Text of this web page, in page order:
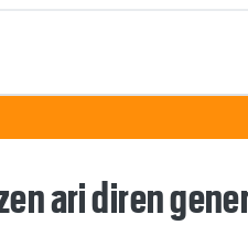
ari diren